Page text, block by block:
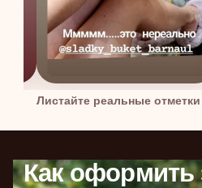
Листайте реальные
Как оформить